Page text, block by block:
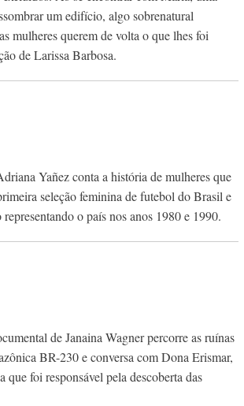
um edifício, algo sobrenatural
mulheres querem de volta o que lhes foi
de Larissa Barbosa.
Yañez conta a história de mulheres que
seleção feminina de futebol do Brasil e
o país nos anos 1980 e 1990.
de Janaina Wagner percorre as ruínas
BR-230 e conversa com Dona Erismar,
que foi responsável pela descoberta das